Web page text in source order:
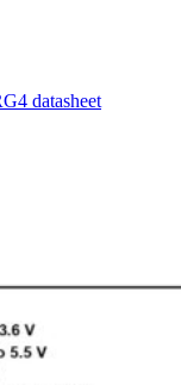
datasheet